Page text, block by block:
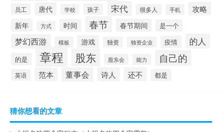
员工 唐代 学校 孩子 宋代 很多人 手机 攻略
新年 方式 时间 春节 春节期间 是一个
梦幻西游 模板 游戏 独资 独资企业 疫情 的人
的是 章程 股东 股东会 能力 自己的
英语 范本 董事会 诗人 还不 都是
猜你想看的文章